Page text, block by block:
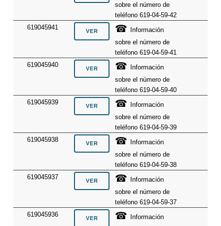
sobre el número de
teléfono 619-04-59-42
619045941
☎ Información
sobre el número de
teléfono 619-04-59-41
619045940
☎ Información
sobre el número de
teléfono 619-04-59-40
619045939
☎ Información
sobre el número de
teléfono 619-04-59-39
619045938
☎ Información
sobre el número de
teléfono 619-04-59-38
619045937
☎ Información
sobre el número de
teléfono 619-04-59-37
619045936
☎ Información